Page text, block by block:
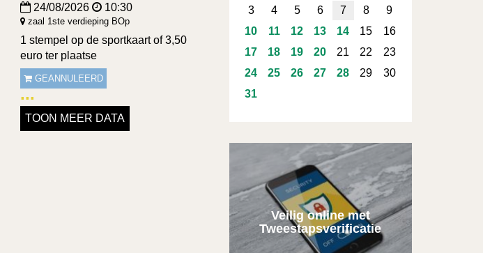
24/08/2026 10:30
zaal 1ste verdieping BOp
1 stempel op de sportkaart of 3,50
euro ter plaatse
GEANNULEERD
TOON MEER DATA
3
4 5 6 7 8
9
10
11 12 13 14 15
16
17
18 19 20 21 22
23
24
25 26 27 28 29
30
31
Veilig online met
Tweestapsverificatie